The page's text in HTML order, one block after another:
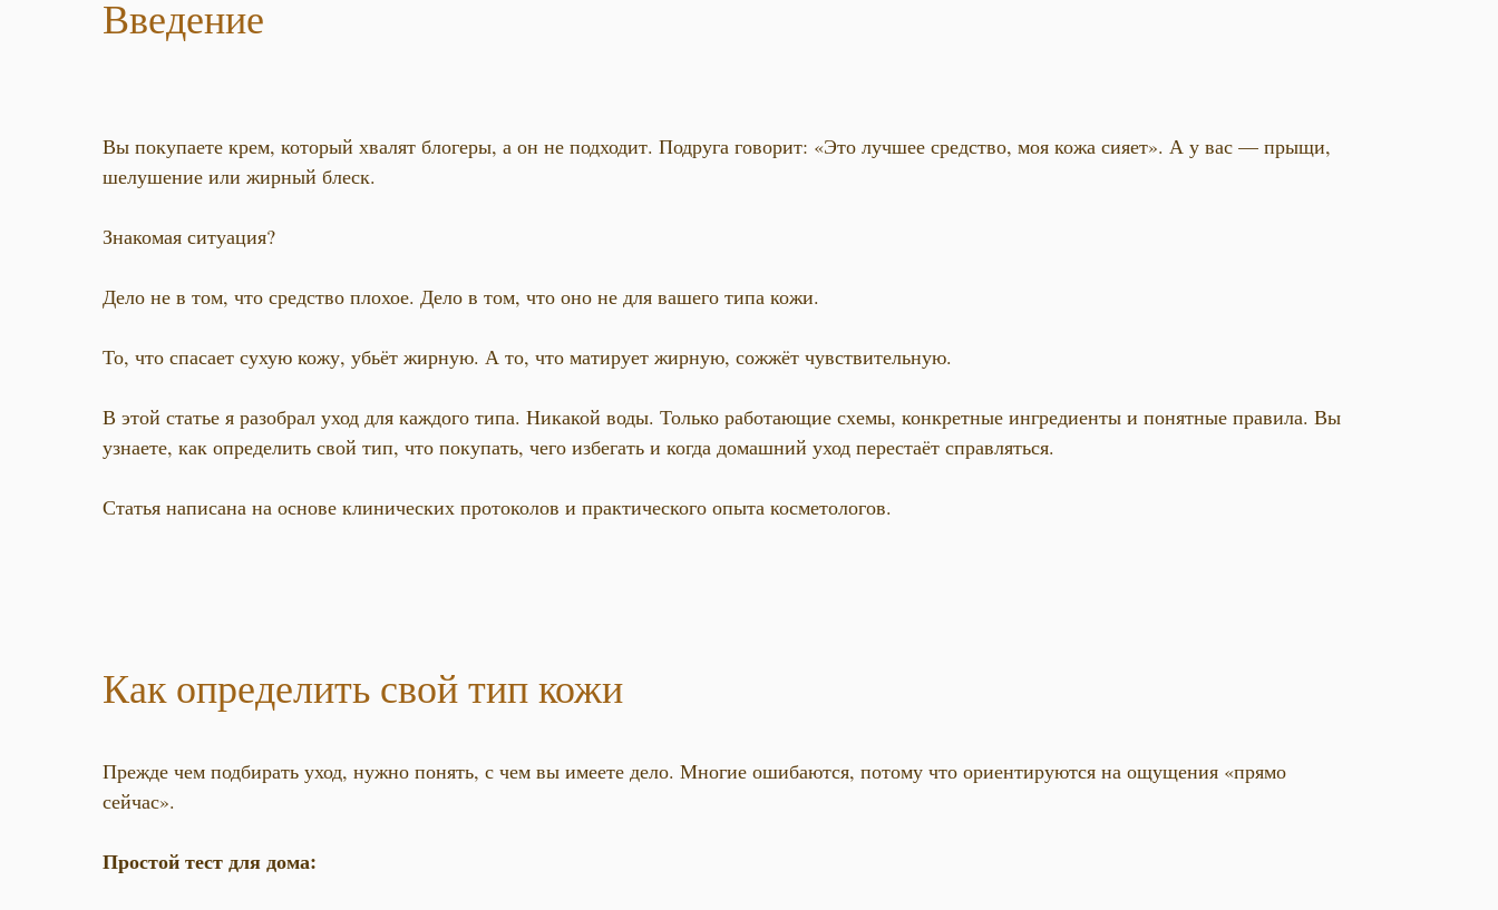
Введение
Вы покупаете крем, который хвалят блогеры, а он не подходит. Подруга говорит: «Это лучшее средство, моя кожа сияет». А у вас — прыщи,
шелушение или жирный блеск.
Знакомая ситуация?
Дело не в том, что средство плохое. Дело в том, что оно не для вашего типа кожи.
То, что спасает сухую кожу, убьёт жирную. А то, что матирует жирную, сожжёт чувствительную.
В этой статье я разобрал уход для каждого типа. Никакой воды. Только работающие схемы, конкретные ингредиенты и понятные правила. Вы
узнаете, как определить свой тип, что покупать, чего избегать и когда домашний уход перестаёт справляться.
Статья написана на основе клинических протоколов и практического опыта косметологов.
Как определить свой тип кожи
Прежде чем подбирать уход, нужно понять, с чем вы имеете дело. Многие ошибаются, потому что ориентируются на ощущения «прямо
сейчас».
Простой тест для дома: